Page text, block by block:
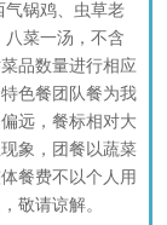
气锅鸡、虫草老
八菜一汤，不含
品数量进行相应
色餐团队餐为我
远，餐标相对大
象，团餐以蔬菜
餐费不以个人用
敬请谅解。